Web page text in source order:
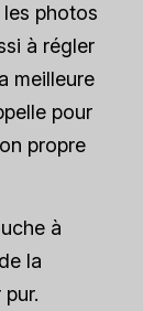
photos
à régler
meilleure
pour
propre
à
la